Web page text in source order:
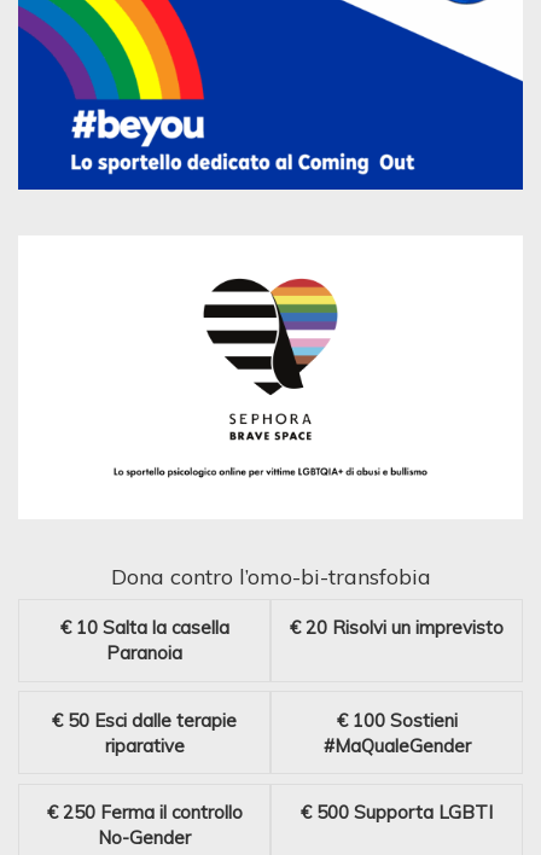
Dona contro l’omo-bi-transfobia
€ 10 Salta la casella
Paranoia
€ 20 Risolvi un imprevisto
€ 50 Esci dalle terapie
riparative
€ 100 Sostieni
#MaQualeGender
€ 250 Ferma il controllo
No-Gender
€ 500 Supporta LGBTI